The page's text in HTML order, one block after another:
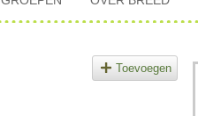
Toevoegen